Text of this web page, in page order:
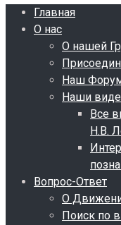
Главная
О нас
О нашей
Наш
Наши
Все
Н.В.
Вопрос-Ответ
О
Поиск по